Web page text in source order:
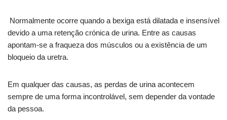
Normalmente ocorre quando a bexiga está dilatada e insensível
devido a uma retenção crónica de urina. Entre as causas
apontam-se a fraqueza dos músculos ou a existência de um
bloqueio da uretra.
Em qualquer das causas, as perdas de urina acontecem
sempre de uma forma incontrolável, sem depender da vontade
da pessoa.